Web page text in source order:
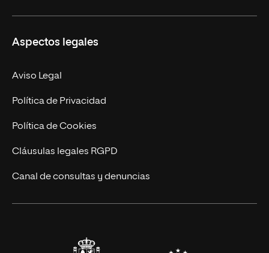
Másteres Propios
Doctorados
Experto Universitario
Postgrados
Cursos Universitarios
Facultades
Nuestro Equipo
Trabaja en UNIR
Actualidad
UNIR Revista
Eventos
Aspectos legales
Aviso Legal
Política de Privacidad
Política de Cookies
Cláusulas legales RGPD
Canal de consultas y denuncias